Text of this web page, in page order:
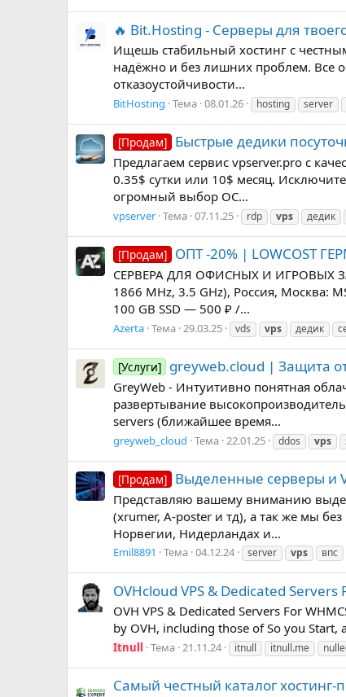
🔥 Bit.Hosting - Cерверы для
Ищешь стабильный хостинг с
надёжно и без лишних проблем. Все
отказоустойчивости...
BitHosting Тема 08.01.26 hosting server
[Продам] Быстрые дедики
Предлагаем сервис vpserver.pro с
0.35$ сутки или 10$ месяц.
огромный выбор ОС...
vpserver Тема 07.11.25 rdp vps дедик
[Продам] ОПТ -20% | LOWCOST
CЕРВЕРА ДЛЯ ОФИСНЫХ И ИГРОВЫХ
1866 MHz, 3.5 GHz), Россия, Москва:
100 GB SSD — 500 ₽ /...
Azerta Тема 29.03.25 vds vps дедик
[Услуги] greyweb.cloud | Защита
GreyWeb - Интуитивно понятная
развертывание
servers (ближайшее время...
greyweb_cloud Тема 22.01.25 ddos vps
[Продам] Выделенные серверы и
Представляю вашему вниманию
(xrumer, A-poster и тд), а так же мы
Норвегии, Нидерландах и...
Emil8891 Тема 04.12.24 server vps впс
OVHcloud VPS & Dedicated Servers
OVH VPS & Dedicated Servers For
by OVH, including those of So you
Itnull Тема 21.11.24 itnull itnull.me
Самый честный каталог хостинг-